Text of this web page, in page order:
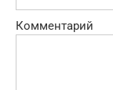
Комментарий